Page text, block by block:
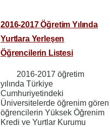
2016-2017 Öğretim Yılında
Yurtlara Yerleşen
Öğrencilerin Listesi
2016-2017 öğretim
yılında Türkiye
Cumhuriyetindeki
Üniversitelerde öğrenim gören
öğrencilerin Yüksek Öğrenim
Kredi ve Yurtlar Kurumu